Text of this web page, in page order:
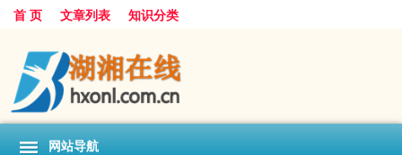
首 页 文章列表 知识分类
网站导航